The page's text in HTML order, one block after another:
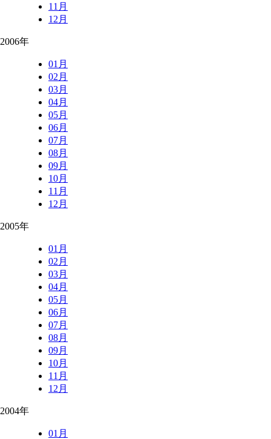
11月
12月
2006年
01月
02月
03月
04月
05月
06月
07月
08月
09月
10月
11月
12月
2005年
01月
02月
03月
04月
05月
06月
07月
08月
09月
10月
11月
12月
2004年
01月